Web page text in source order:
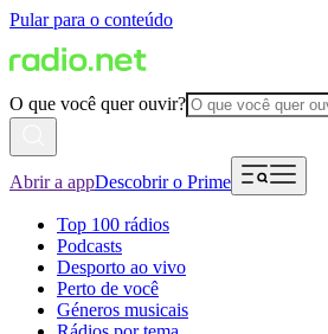
Pular para o conteúdo
O que você quer ouvir?
Abrir a appDescobrir o Prime
Top 100 rádios
Podcasts
Desporto ao vivo
Perto de você
Géneros musicais